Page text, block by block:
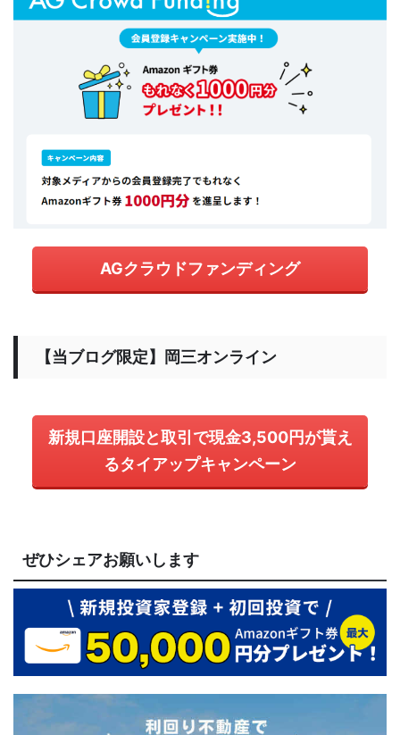
AGクラウドファンディング
【当ブログ限定】岡三オンライン
新規口座開設と取引で現金3,500円が貰え
るタイアップキャンペーン
ぜひシェアお願いします